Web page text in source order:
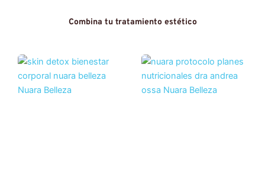
Combina tu tratamiento estético